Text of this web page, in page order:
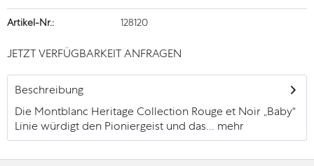
Artikel-Nr.: 128120
JETZT VERFÜGBARKEIT ANFRAGEN
Beschreibung
Die Montblanc Heritage Collection Rouge et Noir „Baby“
Linie würdigt den Pioniergeist und das... mehr